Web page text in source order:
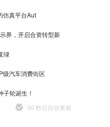
仿真平台Aut
界，开启合资转型新
绿
级汽车消费街区
轮诞生！
60秒后自动更新